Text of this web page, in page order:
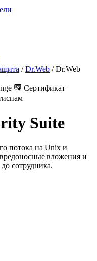
/ Dr.Web / Dr.Web
Сертификат
Suite
потока на Unix и
вложения и
сотрудника.